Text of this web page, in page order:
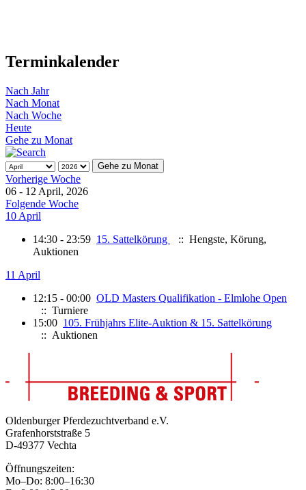
Terminkalender
Nach Jahr
Nach Monat
Nach Woche
Heute
Gehe zu Monat
Gehe zu Monat
Vorherige Woche
06 - 12 April, 2026
Folgende Woche
10 April
14:30 - 23:59 15. Sattelkörung
:: Hengste, Körung,
Auktionen
11 April
12:15 - 00:00 OLD Masters Qualifikation - Elmlohe Open
:: Turniere
15:00 105. Frühjahrs Elite-Auktion & 15. Sattelkörung
:: Auktionen
Oldenburger Pferdezuchtverband e.V.
Grafenhorststraße 5
D-49377 Vechta
Öffnungszeiten:
Mo–Do: 8:00–16:30